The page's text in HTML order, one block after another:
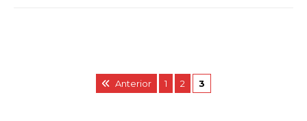
Anterior 1 2 3